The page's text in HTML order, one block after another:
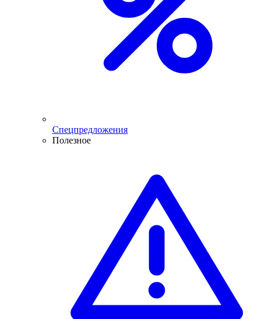
Спецпредложения
Полезное